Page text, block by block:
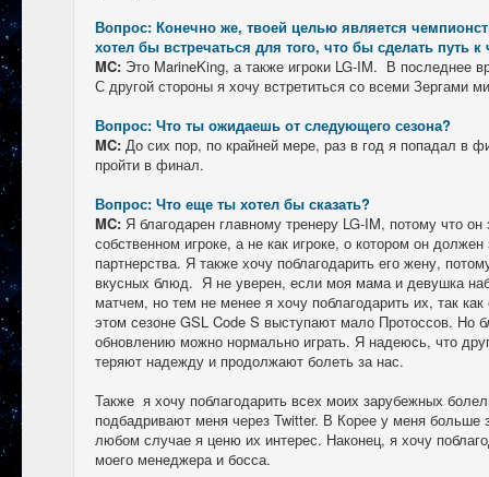
Вопрос: Конечно же, твоей целью является
хотел бы встречаться для того, что бы сделать путь
MC: Это MarineKing, а также игроки LG-IM. В последнее
С другой стороны я хочу встретиться со всеми Зергами
Вопрос: Что ты ожидаешь от следующего сезона?
MC: До сих пор, по крайней мере, раз в год я попадал в
пройти в финал.
Вопрос: Что еще ты хотел бы сказать?
MC: Я благодарен главному тренеру LG-IM, потому что он
собственном игроке, а не как игроке, о котором он должен
партнерства. Я также хочу поблагодарить его жену,
вкусных блюд. Я не уверен, если моя мама и девушка
матчем, но тем не менее я хочу поблагодарить их, так
этом сезоне GSL Code S выступают мало Протоссов. Но
обновлению можно нормально играть. Я надеюсь, что
теряют надежду и продолжают болеть за нас.
Также я хочу поблагодарить всех моих зарубежных
подбадривают меня через Twitter. В Корее у меня больше
любом случае я ценю их интерес. Наконец, я хочу
моего менеджера и босса.